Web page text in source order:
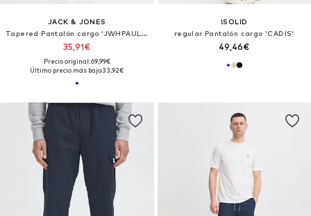
JACK & JONES
Tapered Pantalón cargo 'JWHPAUL JJWARNER'
35,91€
Precio original: 69,99€
Último precio más bajo:33,92€
!SOLID
regular Pantalón cargo 'CADIS'
49,46€